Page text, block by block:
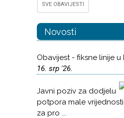
SVE OBAVIJESTI
Novosti
Obavijest - fiksne linije u
16. srp '26.
Javni poziv za dodjelu
potpora male
za pro ...